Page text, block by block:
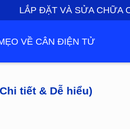
LẮP ĐẶT VÀ SỬA CHỮA
VỀ CÂN ĐIỆN TỬ
tiết & Dễ hiểu)